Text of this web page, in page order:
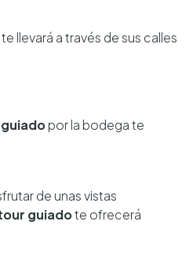
te llevará a través de sus calles
por la bodega te
de unas vistas
guiadote ofrecerá